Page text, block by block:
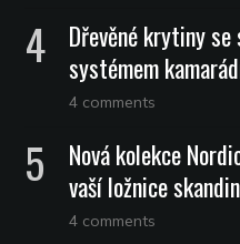
Dřevěné krytiny
systémem
4 comments
Nová kolekce
vaší ložnice
4 comments